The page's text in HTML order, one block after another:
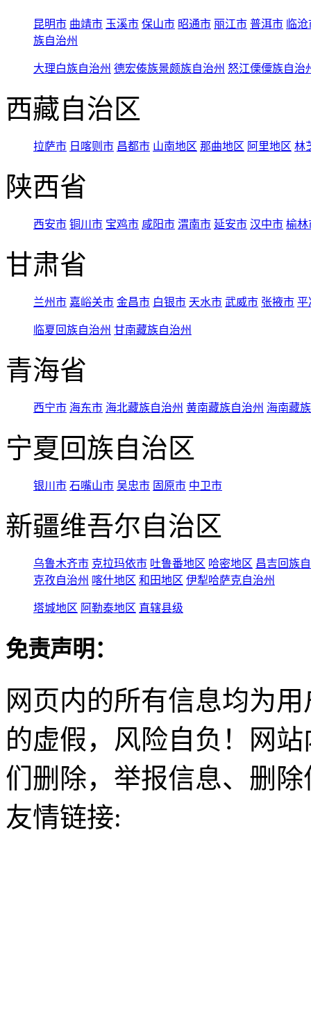
昆明市 曲靖市 玉溪市 保山市 昭通市 丽江市 普洱市 临
族自治州
大理白族自治州 德宏傣族景颇族自治州 怒江傈僳族自治
西藏自治区
拉萨市 日喀则市 昌都市 山南地区 那曲地区 阿里地区 林
陕西省
西安市 铜川市 宝鸡市 咸阳市 渭南市 延安市 汉中市 榆林
甘肃省
兰州市 嘉峪关市 金昌市 白银市 天水市 武威市 张掖市 平
临夏回族自治州 甘南藏族自治州
青海省
西宁市 海东市 海北藏族自治州 黄南藏族自治州 海南藏
宁夏回族自治区
银川市 石嘴山市 吴忠市 固原市 中卫市
新疆维吾尔自治区
乌鲁木齐市 克拉玛依市 吐鲁番地区 哈密地区 昌吉回族
克孜自治州 喀什地区 和田地区 伊犁哈萨克自治州
塔城地区 阿勒泰地区 直辖县级
免责声明：
网页内的所有信息均为
的虚假，风险自负！网
们删除，举报信息、删
友情链接: